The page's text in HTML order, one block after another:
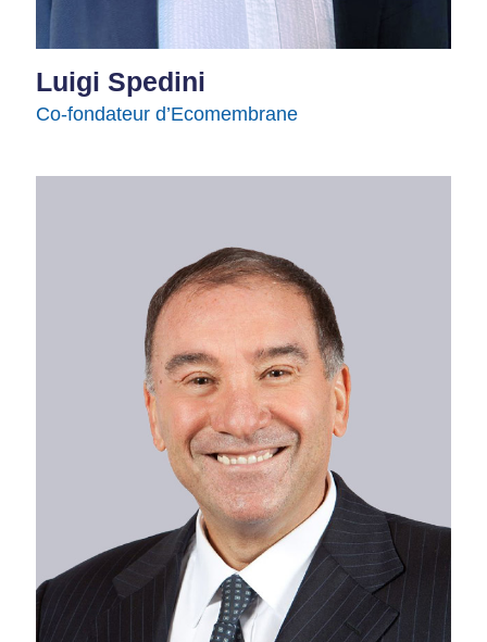
Luigi Spedini
Co-fondateur d’Ecomembrane